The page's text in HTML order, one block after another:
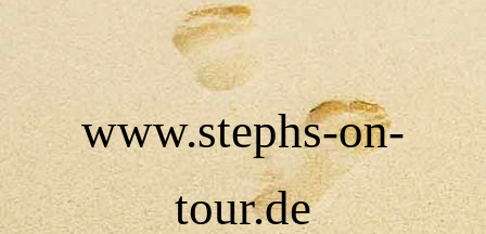
www.stephs-on-
tour.de